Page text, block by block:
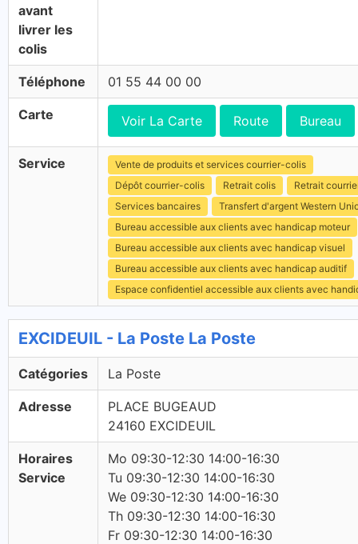
avant
livrer les
colis
Téléphone 01 55 44 00 00
Carte Voir La Carte Route Bureau
Service
Vente de produits et services courrier-colis
Dépôt courrier-colis
Retrait colis
Retrait
Services bancaires
Transfert d'argent Western
Bureau accessible aux clients avec handicap moteur
Bureau accessible aux clients avec handicap visuel
Bureau accessible aux clients avec handicap auditif
Espace confidentiel accessible aux clients avec
EXCIDEUIL - La Poste La Poste
Catégories La Poste
Adresse
PLACE BUGEAUD
24160 EXCIDEUIL
Horaires
Service
Mo 09:30-12:30 14:00-16:30
Tu 09:30-12:30 14:00-16:30
We 09:30-12:30 14:00-16:30
Th 09:30-12:30 14:00-16:30
Fr 09:30-12:30 14:00-16:30